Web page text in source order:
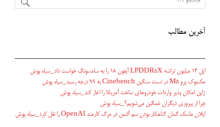
آخرین مطالب
اپل ۱۳ میلیون تراشه LPDDR5X آیفون ۱۸ را به سامسونگ خواست داد_سیاه پوش
مک‌بوک پرو M5 در تست سنگین Cinebench به ۹۹ درجه رسید_سیاه پوش
ژاپن امکان پذیر واردات خودروهای ساخت آمریکا را اغاز کند_سیاه پوش
چرا از پیروزی دیگران غمگین می‌شویم؟_سیاه پوش
ایلان ماسک گمان گناهکار بودن سم آلتمن در مرگ کارمند OpenAI را نقل کرد_سیاه پوش